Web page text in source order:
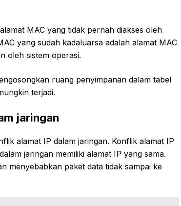
MAC yang tidak pernah diakses oleh
yang sudah kadaluarsa adalah alamat MAC
oleh sistem operasi.
ruang penyimpanan dalam tabel
terjadi.
jaringan
alamat IP dalam jaringan. Konflik alamat IP
jaringan memiliki alamat IP yang sama.
menyebabkan paket data tidak sampai ke